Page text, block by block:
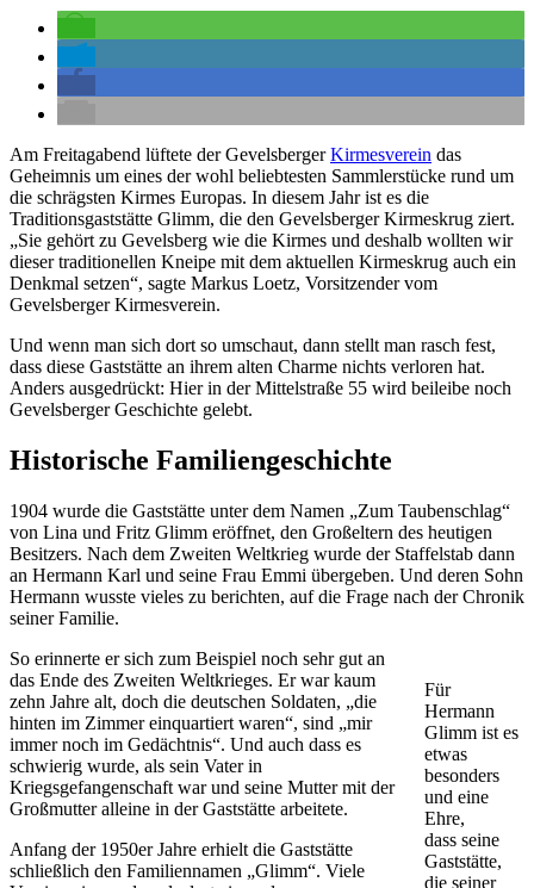
Am Freitagabend lüftete der GevelsbergerKirmesverein das
Geheimnis um eines der wohl beliebtesten Sammlerstücke rund um
die schrägsten Kirmes Europas. In diesem Jahr ist es die
Traditionsgaststätte Glimm, die den Gevelsberger Kirmeskrug ziert.
„Sie gehört zu Gevelsberg wie die Kirmes und deshalb wollten wir
dieser traditionellen Kneipe mit dem aktuellen Kirmeskrug auch ein
Denkmal setzen“, sagte Markus Loetz, Vorsitzender vom
Gevelsberger Kirmesverein.
Und wenn man sich dort so umschaut, dann stellt man rasch fest,
dass diese Gaststätte an ihrem alten Charme nichts verloren hat.
Anders ausgedrückt: Hier in der Mittelstraße 55 wird beileibe noch
Gevelsberger Geschichte gelebt.
Historische Familiengeschichte
1904 wurde die Gaststätte unter dem Namen „Zum Taubenschlag“
von Lina und Fritz Glimm eröffnet, den Großeltern des heutigen
Besitzers. Nach dem Zweiten Weltkrieg wurde der Staffelstab dann
an Hermann Karl und seine Frau Emmi übergeben. Und deren Sohn
Hermann wusste vieles zu berichten, auf die Frage nach der Chronik
seiner Familie.
Für
Hermann
Glimm ist es
etwas
besonders
und eine
Ehre,
dass seine
Gaststätte,
die seiner
So erinnerte er sich zum Beispiel noch sehr gut an
das Ende des Zweiten Weltkrieges. Er war kaum
zehn Jahre alt, doch die deutschen Soldaten, „die
hinten im Zimmer einquartiert waren“, sind „mir
immer noch im Gedächtnis“. Und auch dass es
schwierig wurde, als sein Vater in
Kriegsgefangenschaft war und seine Mutter mit der
Großmutter alleine in der Gaststätte arbeitete.
Anfang der 1950er Jahre erhielt die Gaststätte
schließlich den Familiennamen „Glimm“. Viele